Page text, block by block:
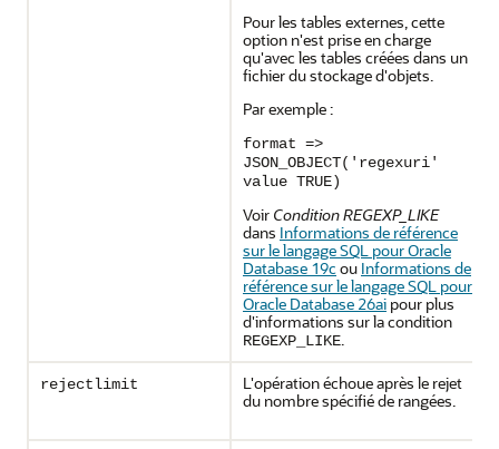
Pour les tables externes, cette
option n'est prise en charge
qu'avec les tables créées dans un
fichier du stockage d'objets.
Par exemple :
format =>
JSON_OBJECT('regexuri'
value TRUE)
Voir Condition REGEXP_LIKE
dans Informations de référence
sur le langage SQL pour Oracle
Database 19cou Informations de
référence sur le langage SQL pour
Oracle Database 26ai pour plus
d'informations sur la condition
REGEXP_LIKE.
rejectlimit
L'opération échoue après le rejet
du nombre spécifié de rangées.